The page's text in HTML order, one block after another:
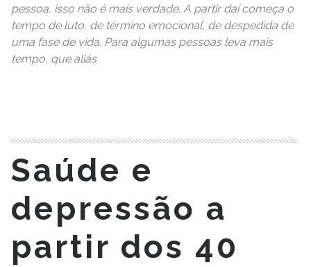
pessoa, isso não é mais verdade. A partir daí começa o
tempo de luto, de término emocional, de despedida de
uma fase de vida. Para algumas pessoas leva mais
tempo, que aliás
Saúde e
depressão a
partir dos 40